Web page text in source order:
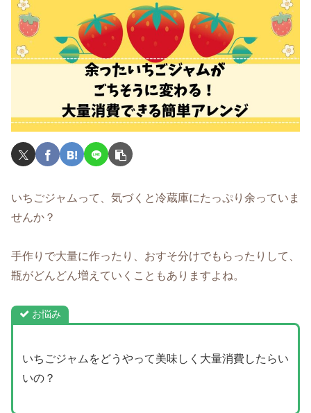
いちごジャムって、気づくと冷蔵庫にたっぷり余っていま
せんか？
手作りで大量に作ったり、おすそ分けでもらったりして、
瓶がどんどん増えていくこともありますよね。
お悩み
いちごジャムをどうやって美味しく大量消費したらい
いの？